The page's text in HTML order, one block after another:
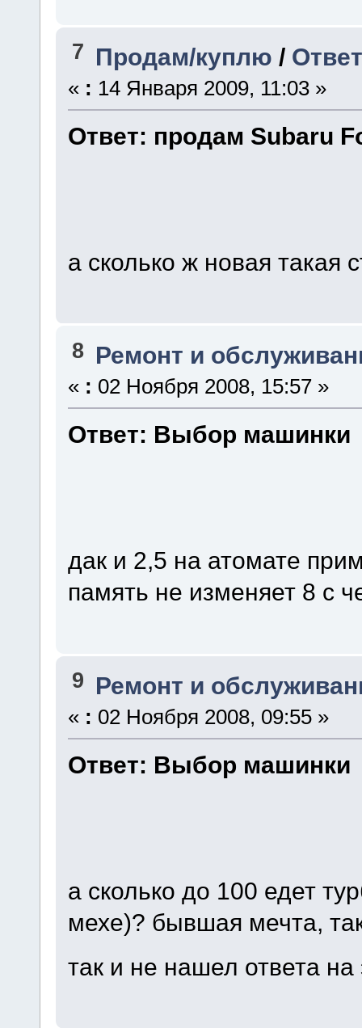
7 Продам/куплю /
« : 14 Января 2009, 11:03 »
Ответ: продам Subaru
а сколько ж новая такая
8 Ремонт и
« : 02 Ноября 2008, 15:57 »
Ответ: Выбор машинки
дак и 2,5 на атомате
память не изменяет 8 с
9 Ремонт и
« : 02 Ноября 2008, 09:55 »
Ответ: Выбор машинки
а сколько до 100 едет
мехе)? бывшая мечта,
так и не нашел ответа на